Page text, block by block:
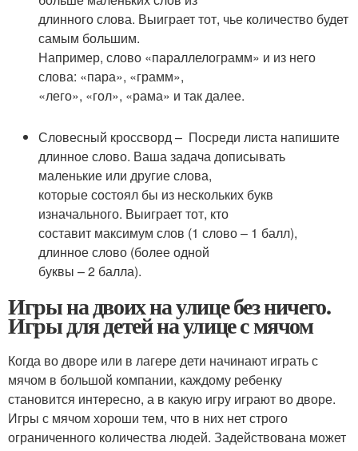
длинного слова. Выиграет тот, чье количество будет
самым большим.
Например, слово «параллелограмм» и из него
слова: «пара», «грамм»,
«лего», «гол», «рама» и так далее.
Словесный кроссворд – Посреди листа напишите
длинное слово. Ваша задача дописывать
маленькие или другие слова,
которые состоял бы из нескольких букв
изначального. Выиграет тот, кто
составит максимум слов (1 слово – 1 балл),
длинное слово (более одной
буквы – 2 балла).
Игры на двоих на улице без ничего.
Игры для детей на улице с мячом
Когда во дворе или в лагере дети начинают играть с
мячом в большой компании, каждому ребенку
становится интересно, а в какую игру играют во дворе.
Игры с мячом хороши тем, что в них нет строго
ограниченного количества людей. Задействована может